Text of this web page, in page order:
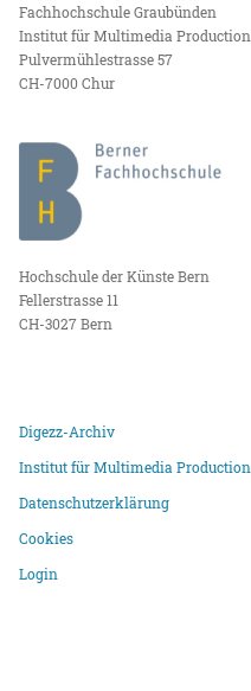
Fachhochschule Graubünden
Institut für Multimedia Production
Pulvermühlestrasse 57
CH-7000 Chur
Hochschule der Künste Bern
Fellerstrasse 11
CH-3027 Bern
Digezz-Archiv
Institut für Multimedia Production
Datenschutzerklärung
Cookies
Login